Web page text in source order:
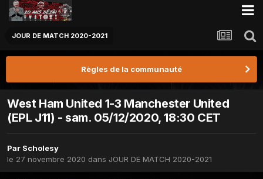
JOUR DE MATCH 2020-2021
Règles de la communauté
West Ham United 1-3 Manchester United
(EPL J11) - sam. 05/12/2020, 18:30 CET
Par Scholesy
le 27 novembre 2020 dans JOUR DE MATCH 2020-2021